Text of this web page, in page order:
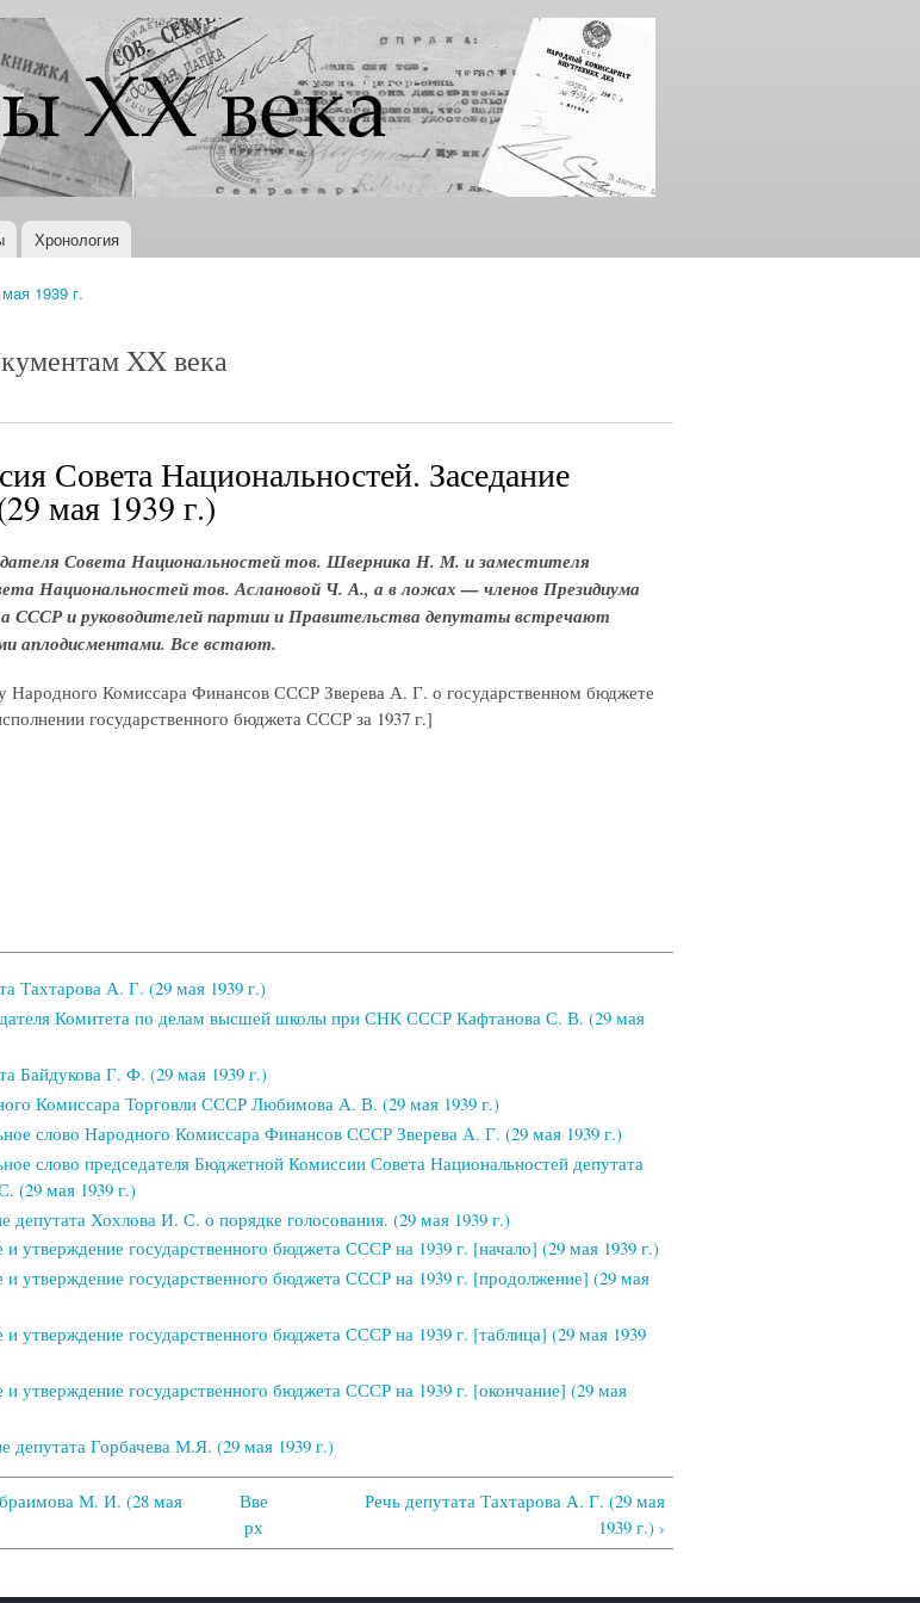
Перейти к
основному
содержанию
Хронология
1939 г.
XX века
Совета Национальностей. Заседание
мая 1939 г.)
Совета Национальностей тов. Шверника Н. М. и заместителя
Национальностей тов. Аслановой Ч. А., а в ложах — членов Президиума
СССР и руководителей партии и Правительства депутаты встречают
аплодисментами. Все встают.
Народного Комиссара Финансов СССР Зверева А. Г. о государственном бюджете
государственного бюджета СССР за 1937 г.]
Тахтарова А. Г. (29 мая 1939 г.)
Комитета по делам высшей школы при СНК СССР Кафтанова С. В. (29 мая
Байдукова Г. Ф. (29 мая 1939 г.)
Комиссара Торговли СССР Любимова А. В. (29 мая 1939 г.)
слово Народного Комиссара Финансов СССР Зверева А. Г. (29 мая 1939 г.)
слово председателя Бюджетной Комиссии Совета Национальностей депутата
(29 мая 1939 г.)
депутата Хохлова И. С. о порядке голосования. (29 мая 1939 г.)
и утверждение государственного бюджета СССР на 1939 г. [начало] (29 мая 1939 г.)
и утверждение государственного бюджета СССР на 1939 г. [продолжение] (29 мая
и утверждение государственного бюджета СССР на 1939 г. [таблица] (29 мая 1939
и утверждение государственного бюджета СССР на 1939 г. [окончание] (29 мая
депутата Горбачева М.Я. (29 мая 1939 г.)
М. И. (28 мая
Вве
рх
Речь депутата Тахтарова А. Г. (29 мая
1939 г.) ›